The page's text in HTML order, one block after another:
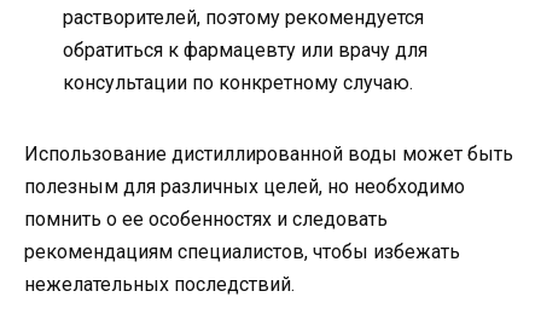
растворителей, поэтому рекомендуется
обратиться к фармацевту или врачу для
консультации по конкретному случаю.
Использование дистиллированной воды может быть
полезным для различных целей, но необходимо
помнить о ее особенностях и следовать
рекомендациям специалистов, чтобы избежать
нежелательных последствий.